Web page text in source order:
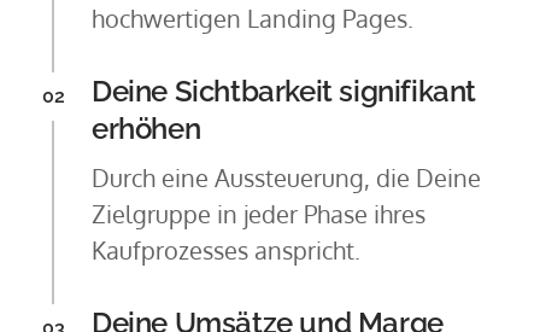
hochwertigen Landing Pages.
02
Deine Sichtbarkeit signifikant
erhöhen
Durch eine Aussteuerung, die Deine
Zielgruppe in jeder Phase ihres
Kaufprozesses anspricht.
Deine Umsätze und Marge